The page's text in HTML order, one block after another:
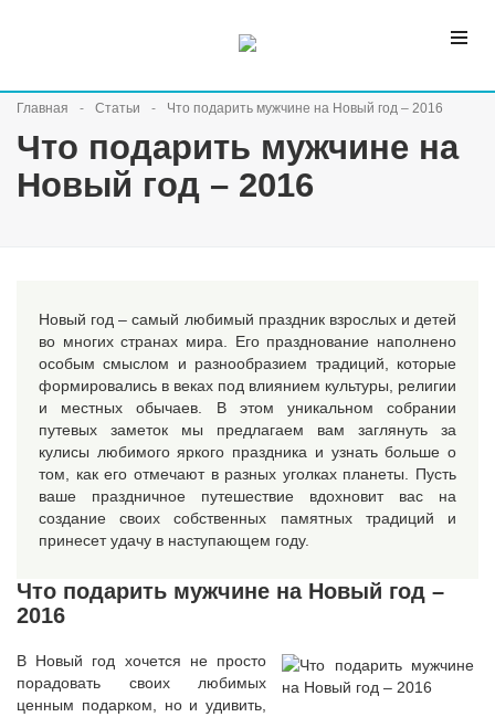
Главная Статьи Что подарить мужчине на Новый год – 2016
Что подарить мужчине на
Новый год – 2016
Новый год – самый любимый праздник взрослых и детей
во многих странах мира. Его празднование наполнено
особым смыслом и разнообразием традиций, которые
формировались в веках под влиянием культуры, религии
и местных обычаев. В этом уникальном собрании
путевых заметок мы предлагаем вам заглянуть за
кулисы любимого яркого праздника и узнать больше о
том, как его отмечают в разных уголках планеты. Пусть
ваше праздничное путешествие вдохновит вас на
создание своих собственных памятных традиций и
принесет удачу в наступающем году.
Что подарить мужчине на Новый год –
2016
В Новый год хочется не просто
порадовать своих любимых
ценным подарком, но и удивить,